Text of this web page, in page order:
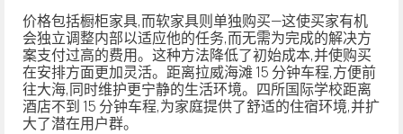
价格包括橱柜家具,而软家具则单独购买—这使买家有机
会独立调整内部以适应他的任务,而无需为完成的解决方
案支付过高的费用。这种方法降低了初始成本,并使购买
在安排方面更加灵活。距离拉威海滩 15 分钟车程,方便前
往大海,同时维护更宁静的生活环境。四所国际学校距离
酒店不到 15 分钟车程,为家庭提供了舒适的住宿环境,并扩
大了潜在用户群。